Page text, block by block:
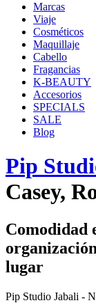
Marcas
Viaje
Cosméticos
Maquillaje
Cabello
Fragancias
K-BEAUTY
Accesorios
SPECIALS
SALE
Blog
Pip
Casey,
Comodidad
lugar
Pip Studio Jabali -